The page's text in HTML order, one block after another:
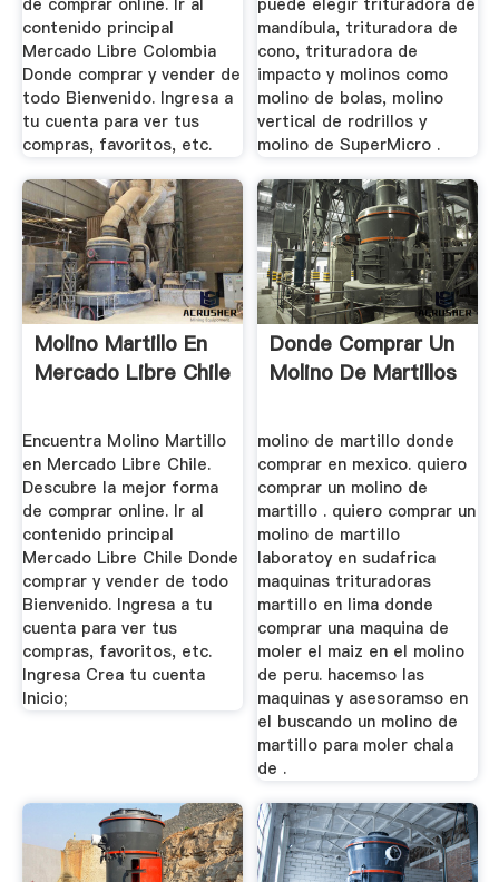
contenido principal
Mercado Libre Colombia
Donde comprar y vender de
todo Bienvenido. Ingresa a
tu cuenta para ver tus
compras, favoritos, etc.
mandíbula, trituradora de
cono, trituradora de
impacto y molinos como
molino de bolas, molino
vertical de rodrillos y
molino de SuperMicro .
Molino Martillo En
Mercado Libre Chile
Encuentra Molino Martillo
en Mercado Libre Chile.
Descubre la mejor forma
de comprar online. Ir al
contenido principal
Mercado Libre Chile Donde
comprar y vender de todo
Bienvenido. Ingresa a tu
cuenta para ver tus
compras, favoritos, etc.
Ingresa Crea tu cuenta
Inicio;
Donde Comprar Un
Molino De Martillos
molino de martillo donde
comprar en mexico. quiero
comprar un molino de
martillo . quiero comprar un
molino de martillo
laboratoy en sudafrica
maquinas trituradoras
martillo en lima donde
comprar una maquina de
moler el maiz en el molino
de peru. hacemso las
maquinas y asesoramso en
el buscando un molino de
martillo para moler chala
de .